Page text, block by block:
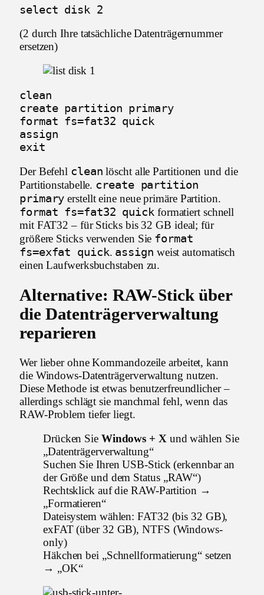
select disk 2
(2 durch Ihre tatsächliche Datenträgernummer
ersetzen)
clean
create partition primary
format fs=fat32 quick
assign
exit
Der Befehl clean löscht alle Partitionen und die
Partitionstabelle. create partition
primary erstellt eine neue primäre Partition.
format fs=fat32 quick formatiert schnell
mit FAT32 – für Sticks bis 32 GB ideal; für
größere Sticks verwenden Sie format
fs=exfat quick. assign weist automatisch
einen Laufwerksbuchstaben zu.
Alternative: RAW-Stick über
die Datenträgerverwaltung
reparieren
Wer lieber ohne Kommandozeile arbeitet, kann
die Windows-Datenträgerverwaltung nutzen.
Diese Methode ist etwas benutzerfreundlicher –
allerdings schlägt sie manchmal fehl, wenn das
RAW-Problem tiefer liegt.
Drücken Sie Windows + Xund wählen Sie
„Datenträgerverwaltung“
Suchen Sie Ihren USB-Stick (erkennbar an
der Größe und dem Status „RAW“)
Rechtsklick auf die RAW-Partition →
„Formatieren“
Dateisystem wählen: FAT32 (bis 32 GB),
exFAT (über 32 GB), NTFS (Windows-
only)
Häkchen bei „Schnellformatierung“ setzen
→ „OK“